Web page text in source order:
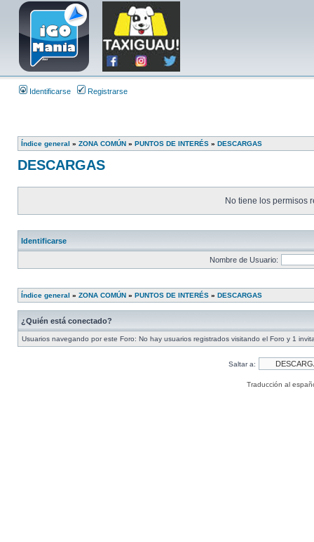
Identificarse Registrarse
Índice general » ZONA COMÚN » PUNTOS DE INTERÉS » DESCARGAS
DESCARGAS
No tiene los permisos
Identificarse
Nombre de Usuario:
Índice general » ZONA COMÚN » PUNTOS DE INTERÉS » DESCARGAS
¿Quién está conectado?
Usuarios navegando por este Foro: No hay usuarios registrados visitando el Foro y 1
Saltar a:
Traducción al